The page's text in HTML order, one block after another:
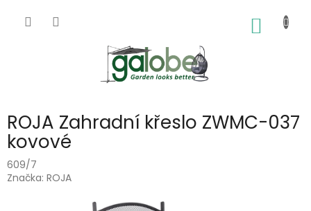
ROJA Zahradní křeslo ZWMC-037
kovové
609/7
Značka: ROJA